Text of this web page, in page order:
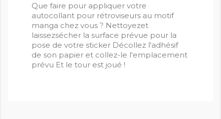
Que faire pour appliquer votre
autocollant pour rétroviseurs au motif
manga chez vous ? Nettoyezet
laissezsécher la surface prévue pour la
pose de votre sticker Décollez l'adhésif
de son papier et collez-le l'emplacement
prévu Et le tour est joué !